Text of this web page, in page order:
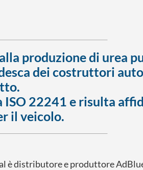
produzione di urea
dei costruttori
22241 e risulta
il veicolo.
è distributore e produttore